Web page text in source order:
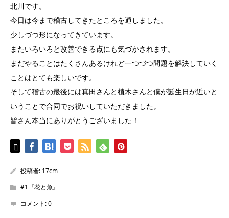
北川です。
今日は今まで稽古してきたところを通しました。
少しづつ形になってきています。
またいろいろと改善できる点にも気づかされます。
まだやることはたくさんあるけれど一つづつ問題を解決していく
ことはとても楽しいです。
そして稽古の最後には真田さんと植木さんと僕が誕生日が近いと
いうことで合同でお祝いしていただきました。
皆さん本当にありがとうございました！
投稿者: 17cm
#1『花と魚』
コメント:0